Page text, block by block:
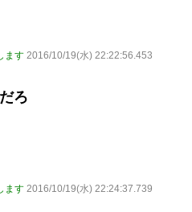
ます 2016/10/19(水) 22:22:56.453
ろ
ます 2016/10/19(水) 22:24:37.739